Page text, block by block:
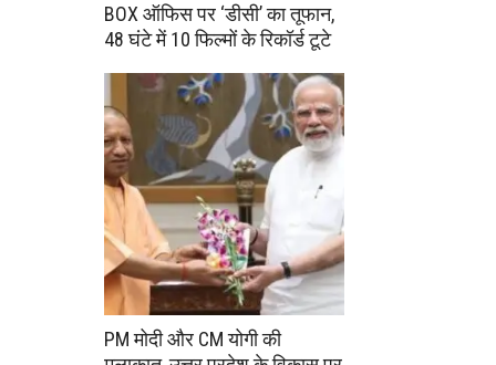
BOX ऑफिस पर ‘डीसी’ का तूफान,
48 घंटे में 10 फिल्मों के रिकॉर्ड टूटे
PM मोदी और CM योगी की